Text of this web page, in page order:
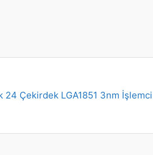
Çekirdek LGA1851 3nm İşlemci